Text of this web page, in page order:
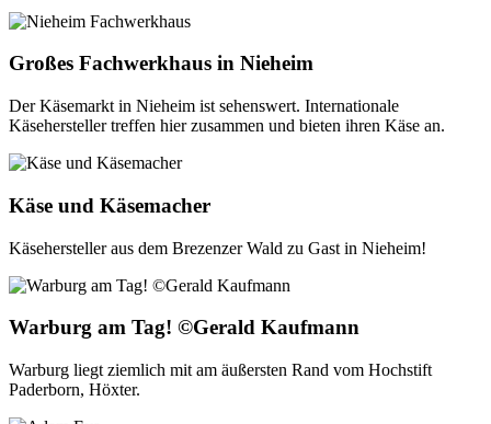
Großes Fachwerkhaus in Nieheim
Der Käsemarkt in Nieheim ist sehenswert. Internationale
Käsehersteller treffen hier zusammen und bieten ihren Käse an.
Käse und Käsemacher
Käsehersteller aus dem Brezenzer Wald zu Gast in Nieheim!
Warburg am Tag! ©Gerald Kaufmann
Warburg liegt ziemlich mit am äußersten Rand vom Hochstift
Paderborn, Höxter.